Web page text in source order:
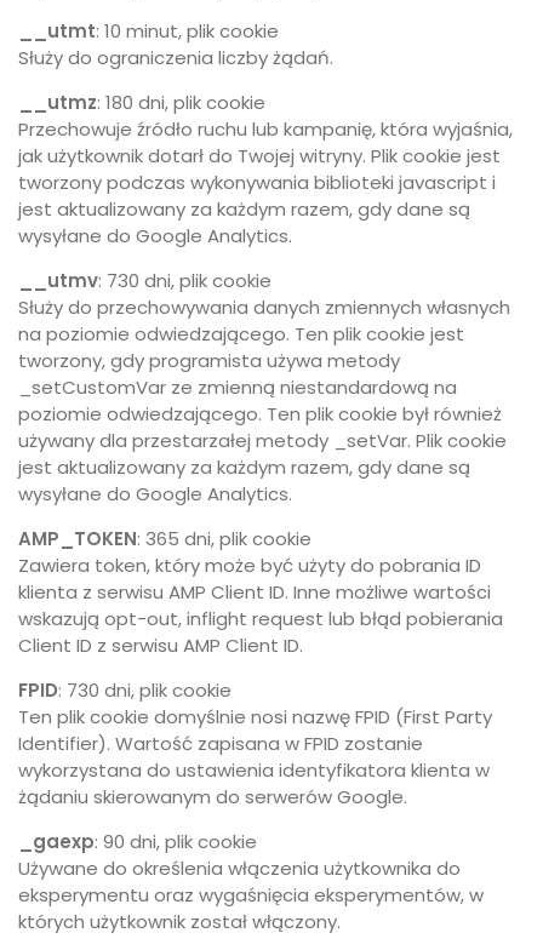
__utmt: 10 minut, plik cookie
Służy do ograniczenia liczby żądań.
__utmz: 180 dni, plik cookie
Przechowuje źródło ruchu lub kampanię, która wyjaśnia,
jak użytkownik dotarł do Twojej witryny. Plik cookie jest
tworzony podczas wykonywania biblioteki javascript i
jest aktualizowany za każdym razem, gdy dane są
wysyłane do Google Analytics.
__utmv: 730 dni, plik cookie
Służy do przechowywania danych zmiennych własnych
na poziomie odwiedzającego. Ten plik cookie jest
tworzony, gdy programista używa metody
_setCustomVar ze zmienną niestandardową na
poziomie odwiedzającego. Ten plik cookie był również
używany dla przestarzałej metody _setVar. Plik cookie
jest aktualizowany za każdym razem, gdy dane są
wysyłane do Google Analytics.
AMP_TOKEN: 365 dni, plik cookie
Zawiera token, który może być użyty do pobrania ID
klienta z serwisu AMP Client ID. Inne możliwe wartości
wskazują opt-out, inflight request lub błąd pobierania
Client ID z serwisu AMP Client ID.
FPID: 730 dni, plik cookie
Ten plik cookie domyślnie nosi nazwę FPID (First Party
Identifier). Wartość zapisana w FPID zostanie
wykorzystana do ustawienia identyfikatora klienta w
żądaniu skierowanym do serwerów Google.
_gaexp: 90 dni, plik cookie
Używane do określenia włączenia użytkownika do
eksperymentu oraz wygaśnięcia eksperymentów, w
których użytkownik został włączony.